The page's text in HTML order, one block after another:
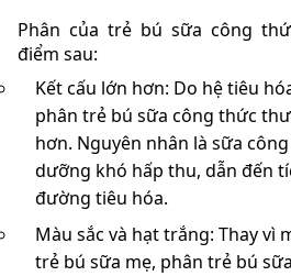
Phân của trẻ bú sữa công
điểm sau:
Kết cấu lớn hơn: Do hệ tiêu
phân trẻ bú sữa công thức
hơn. Nguyên nhân là sữa
dưỡng khó hấp thu, dẫn đến
đường tiêu hóa.
Màu sắc và hạt trắng: Thay vì
trẻ bú sữa mẹ, phân trẻ bú